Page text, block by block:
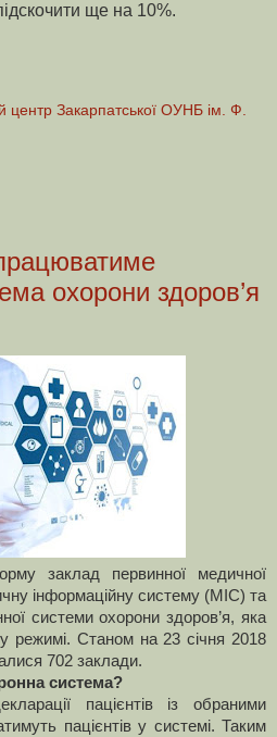
ще на 10%.
центр Закарпатської ОУНБ ім. Ф.
охорони здоров’я
заклад первинної медичної
інформаційну систему (МІС) та
системи охорони здоров’я, яка
режимі. Станом на 23 січня 2018
702 заклади.
система?
пацієнтів із обраними
пацієнтів у системі. Таким